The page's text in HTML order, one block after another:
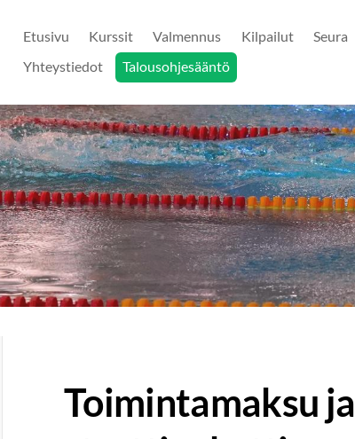
Etusivu Kurssit Valmennus Kilpailut Seura
Yhteystiedot
Talousohjesääntö
Toimintamaksu ja